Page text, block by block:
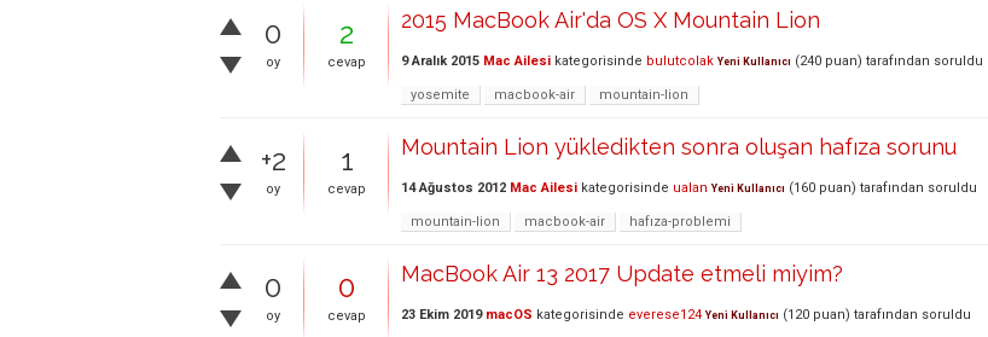
0
oy
2
cevap
2015 MacBook Air'da OS X Mountain Lion
9 Aralık 2015 Mac Ailesi kategorisinde bulutcolak Yeni Kullanıcı (240 puan) tarafından soruldu
yosemite macbook-air mountain-lion
+2
oy
1
cevap
Mountain Lion yükledikten sonra oluşan hafıza sorunu
14 Ağustos 2012 Mac Ailesi kategorisinde ualan Yeni Kullanıcı (160 puan) tarafından soruldu
mountain-lion macbook-air hafıza-problemi
0
oy
0
cevap
MacBook Air 13 2017 Update etmeli miyim?
23 Ekim 2019 macOS kategorisinde everese124 Yeni Kullanıcı (120 puan) tarafından soruldu